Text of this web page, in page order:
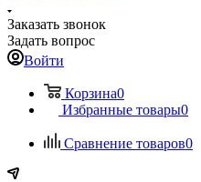
Заказать звонок
Задать вопрос
Войти
Корзина0
Избранные товары0
Сравнение товаров0